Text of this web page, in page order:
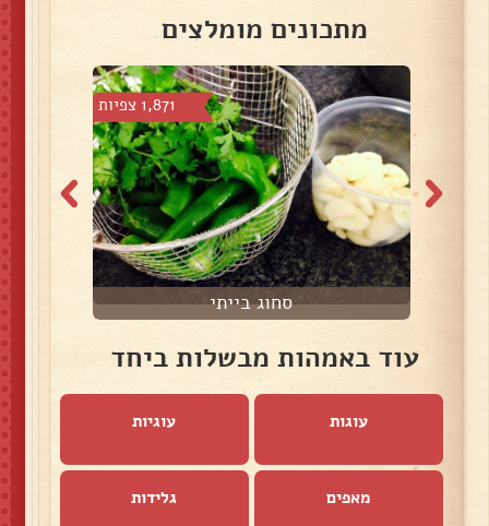
מתכונים מומלצים
1,871 צפיות
סחוג בייתי
עוד באמהות מבשלות ביחד
עוגות עוגיות
מאפים גלידות